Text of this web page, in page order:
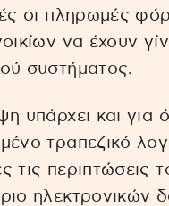
οι πληρωμές
να έχουν
συστήματος.
υπάρχει και για
τραπεζικό
τις περιπτώσεις
ηλεκτρονικών